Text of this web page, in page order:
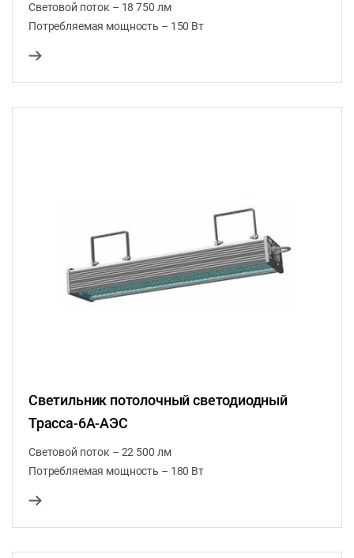
Световой поток – 18 750 лм
Потребляемая мощность – 150 Вт
Светильник потолочный светодиодный
Трасса-6A-АЭС
Световой поток – 22 500 лм
Потребляемая мощность – 180 Вт